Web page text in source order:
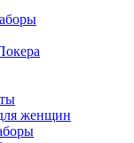
женщин